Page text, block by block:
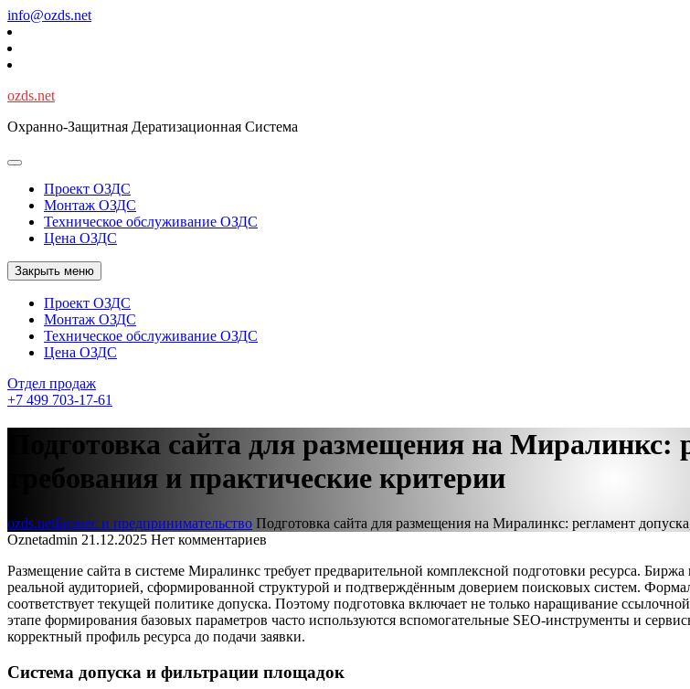
Перейти
к
содержимому
info@ozds.net
ozds.net
Охранно-Защитная Дератизационная Система
Проект ОЗДС
Монтаж ОЗДС
Техническое обслуживание ОЗДС
Цена ОЗДС
Закрыть меню
Проект ОЗДС
Монтаж ОЗДС
Техническое обслуживание ОЗДС
Цена ОЗДС
Отдел продаж
+7 499 703-17-61
Подготовка сайта для размещения на Миралинкс:
требования и практические критерии
ozds.netБизнес и предпринимательство Подготовка сайта для размещения на Миралинкс: регламент
Oznetadmin 21.12.2025 Нет комментариев
Размещение сайта в системе Миралинкс требует предварительной комплексной подготовки ресурса.
реальной аудиторией, сформированной структурой и подтверждённым доверием поисковых систем.
соответствует текущей политике допуска. Поэтому подготовка включает не только наращивание
этапе формирования базовых параметров часто используются вспомогательные SEO-инструменты и
корректный профиль ресурса до подачи заявки.
Система допуска и фильтрации площадок